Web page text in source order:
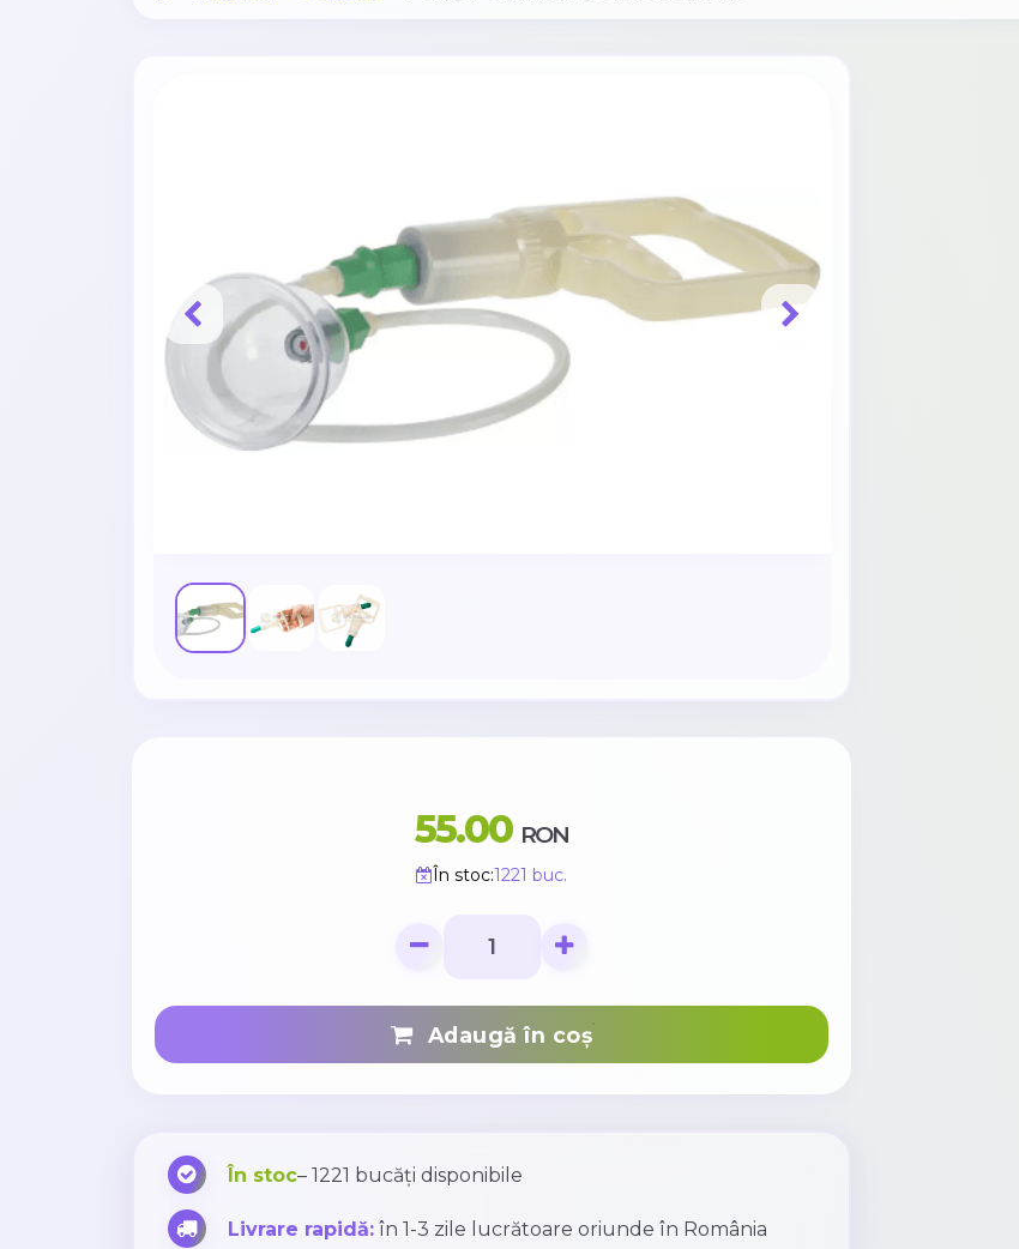
55.00 RON
În stoc:1221 buc.
Adaugă în coș
În stoc– 1221 bucăți disponibile
Livrare rapidă:în 1-3 zile lucrătoare oriunde în România